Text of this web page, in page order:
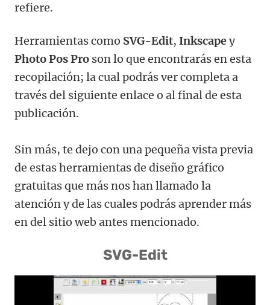
refiere.
Herramientas como SVG-Edit, Inkscapey
Photo Pos Pro son lo que encontrarás en esta
recopilación; la cual podrás ver completa a
través del siguiente enlace o al final de esta
publicación.
Sin más, te dejo con una pequeña vista previa
de estas herramientas de diseño gráfico
gratuitas que más nos han llamado la
atención y de las cuales podrás aprender más
en del sitio web antes mencionado.
SVG-Edit